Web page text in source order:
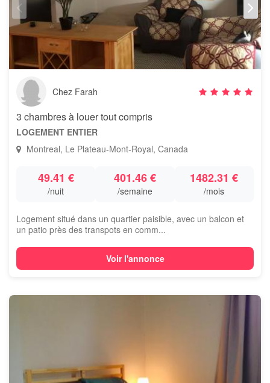
Chez Farah
3 chambres à louer tout compris
LOGEMENT ENTIER
Montreal, Le Plateau-Mont-Royal, Canada
49.41 €
/nuit
401.46 €
/semaine
1482.31 €
/mois
Logement situé dans un quartier paisible, avec un balcon et
un patio près des transpots en comm...
Voir l'annonce